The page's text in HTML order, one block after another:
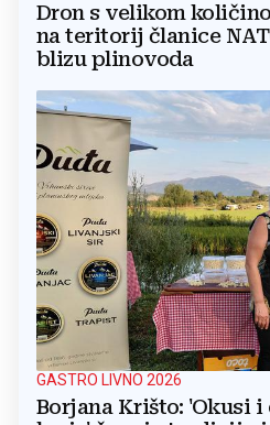
Dron s velikom
na teritorij članice
blizu plinovoda
GASTRO LIVNO 2026
Borjana Krišto: 'Okusi